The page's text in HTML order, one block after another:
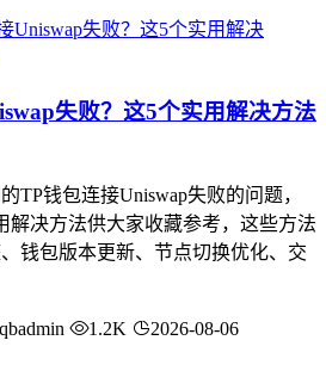
失败？这5个实用解决方法
TP钱包连接Uniswap失败的问题，
解决方法供大家收藏参考，这些方法
钱包版本更新、节点切换优化、交
qbadmin 1.2K 2026-08-06